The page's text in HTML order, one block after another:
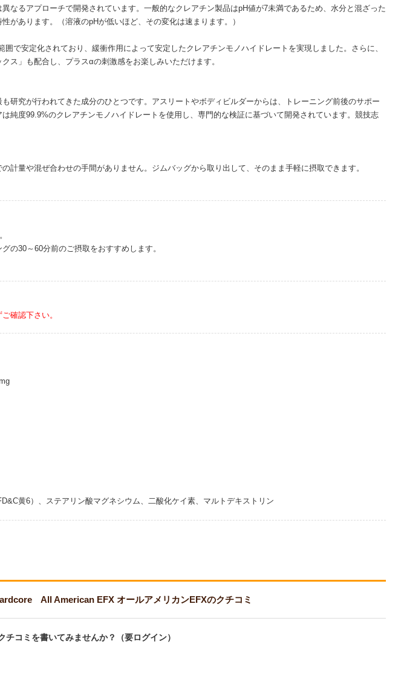
なるアプローチで開発されています。一般的なクレアチン製品はpH値が7未満であるため、水分と混ざった
があります。（溶液のpHが低いほど、その変化は速まります。）
で安定化されており、緩衝作用によって安定したクレアチンモノハイドレートを実現しました。さらに、
ス」も配合し、プラスαの刺激感をお楽しみいただけます。
研究が行われてきた成分のひとつです。アスリートやボディビルダーからは、トレーニング前後のサポー
純度99.9%のクレアチンモノハイドレートを使用し、専門的な検証に基づいて開発されています。競技志
計量や混ぜ合わせの手間がありません。ジムバッグから取り出して、そのまま手軽に摂取できます。
の30～60分前のご摂取をおすすめします。
確認下さい。
黄6）、ステアリン酸マグネシウム、二酸化ケイ素、マルトデキストリン
All American EFX オールアメリカンEFXのクチコミ
コミを書いてみませんか？（要ログイン）